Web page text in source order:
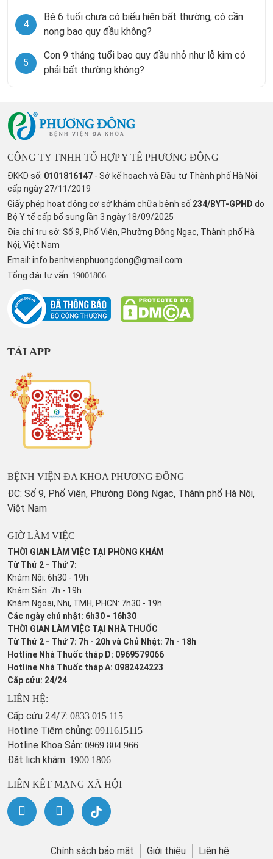
4
Bé 6 tuổi chưa có biểu hiện bất thường, có cần
nong bao quy đầu không?
5
Con 9 tháng tuổi bao quy đầu nhỏ như lỗ kim có
phải bất thường không?
CÔNG TY TNHH TỔ HỢP Y TẾ PHƯƠNG ĐÔNG
ĐKKD số: 0101816147 - Sở kế hoạch và Đầu tư Thành phố Hà Nội
cấp ngày 27/11/2019
Giấy phép hoạt động cơ sở khám chữa bệnh số 234/BYT-GPHD do
Bộ Y tế cấp bổ sung lần 3 ngày 18/09/2025
Địa chỉ trụ sở: Số 9, Phố Viên, Phường Đông Ngạc, Thành phố Hà
Nội, Việt Nam
Email: info.benhvienphuongdong@gmail.com
Tổng đài tư vấn: 19001806
TẢI APP
BỆNH VIỆN ĐA KHOA PHƯƠNG ĐÔNG
ĐC: Số 9, Phố Viên, Phường Đông Ngạc, Thành phố Hà Nội,
Việt Nam
GIỜ LÀM VIỆC
THỜI GIAN LÀM VIỆC TẠI PHÒNG KHÁM
Từ Thứ 2 - Thứ 7:
Khám Nội: 6h30 - 19h
Khám Sản: 7h - 19h
Khám Ngoại, Nhi, TMH, PHCN: 7h30 - 19h
Các ngày chủ nhật: 6h30 - 16h30
THỜI GIAN LÀM VIỆC TẠI NHÀ THUỐC
Từ Thứ 2 - Thứ 7: 7h - 20h và Chủ Nhật: 7h - 18h
Hotline Nhà Thuốc tháp D: 0969579066
Hotline Nhà Thuốc tháp A: 0982424223
Cấp cứu: 24/24
LIÊN HỆ:
Cấp cứu 24/7: 0833 015 115
Hotline Tiêm chủng: 0911615115
Hotline Khoa Sản: 0969 804 966
Đặt lịch khám: 1900 1806
LIÊN KẾT MẠNG XÃ HỘI
Chính sách bảo mật Giới thiệu Liên hệ